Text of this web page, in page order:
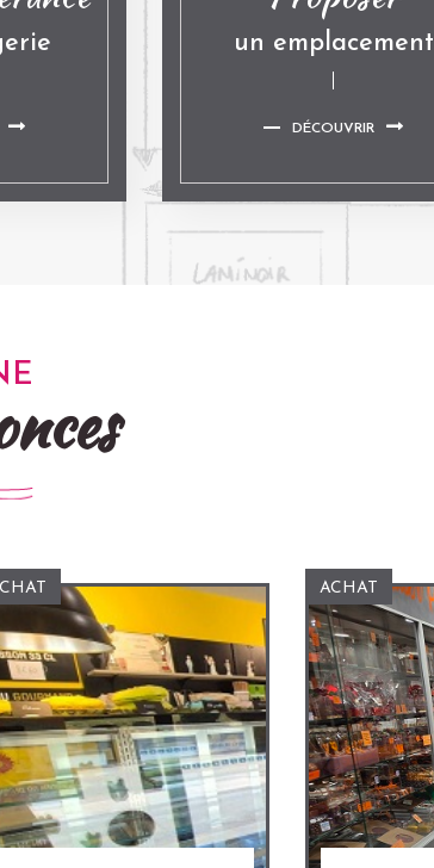
un emplacement
DÉCOUVRIR
ACHAT